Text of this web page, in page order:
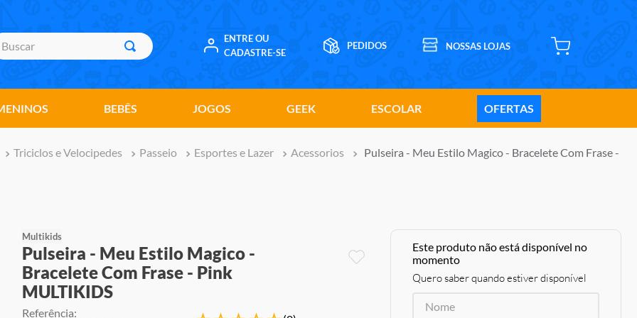
ENTRE OU
CADASTRE-SE
BEBÊS JOGOS GEEK ESCOLAR OFERTAS
Triciclos e Velocipedes Passeio Esportes e Lazer Acessorios
Pulseira - Meu Estilo Magico - Bracelete Com Frase -
Multikids
Pulseira - Meu Estilo Magico -
Bracelete Com Frase - Pink
MULTIKIDS
Referência:
Este produto não está disponível no
momento
Quero saber quando estiver disponível